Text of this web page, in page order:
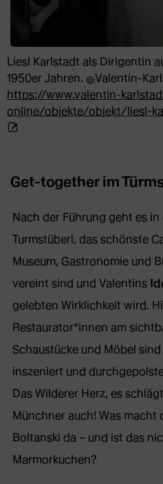
Liesl Karlstadt als Dirigentin
1950er Jahren. @Valentin-
https://www.valentin-
online/objekte/objekt/liesl-
Get-together im
Nach der Führung geht es
Turmstüberl, das schönste
Museum, Gastronomie und
vereint sind und Valentins
gelebten Wirklichkeit wird.
Restaurator*innen am
Schaustücke und Möbel
inszeniert und
Das Wilderer Herz, es
Münchner auch! Was macht
Boltanski da – und ist das
Marmorkuchen?